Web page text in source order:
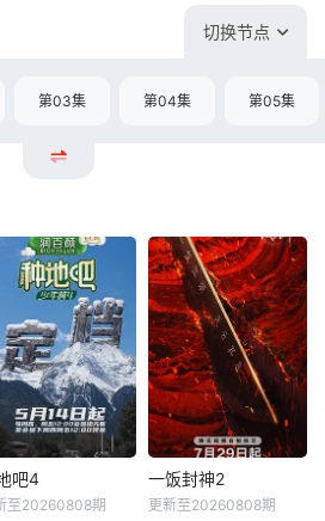
切换节点
第03集 第04集 第05集
吧4
至20260808期
一饭封神2
更新至20260808期